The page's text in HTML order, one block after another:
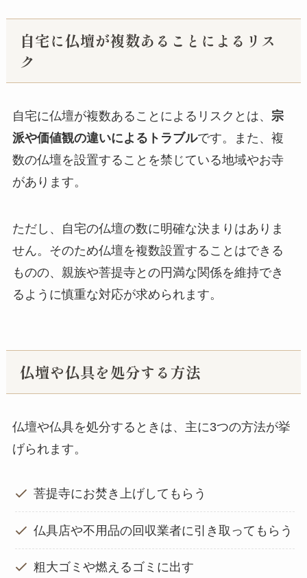
自宅に仏壇が複数あることによるリス
ク
自宅に仏壇が複数あることによるリスクとは、 宗
派や価値観の違いによるトラブルです。また、複
数の仏壇を設置することを禁じている地域やお寺
があります。
ただし、自宅の仏壇の数に明確な決まりはありま
せん。そのため仏壇を複数設置することはできる
ものの、親族や菩提寺との円満な関係を維持でき
るように慎重な対応が求められます。
仏壇や仏具を処分する方法
仏壇や仏具を処分するときは、主に3つの方法が挙
げられます。
菩提寺にお焚き上げしてもらう
仏具店や不用品の回収業者に引き取ってもらう
粗大ゴミや燃えるゴミに出す